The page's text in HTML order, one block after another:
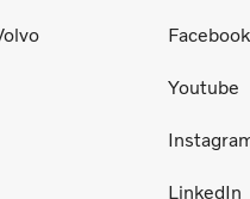
Facebook
Youtube
LinkedIn